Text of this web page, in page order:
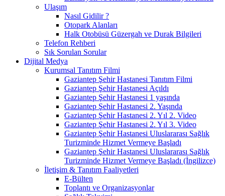
Ulaşım
Nasıl Gidilir ?
Otopark Alanları
Halk Otobüsü Güzergah ve Durak Bilgileri
Telefon Rehberi
Sık Sorulan Sorular
Dijital Medya
Kurumsal Tanıtım Filmi
Gaziantep Şehir Hastanesi Tanıtım Filmi
Gaziantep Şehir Hastanesi Açıldı
Gaziantep Şehir Hastanesi 1 yaşında
Gaziantep Şehir Hastanesi 2. Yaşında
Gaziantep Şehir Hastanesi 2. Yıl 2. Video
Gaziantep Şehir Hastanesi 2. Yıl 3. Video
Gaziantep Şehir Hastanesi Uluslararası Sağlık
Turizminde Hizmet Vermeye Başladı
Gaziantep Şehir Hastanesi Uluslararası Sağlık
Turizminde Hizmet Vermeye Başladı (İngilizce)
İletişim & Tanıtım Faaliyetleri
E-Bülten
Toplantı ve Organizasyonlar